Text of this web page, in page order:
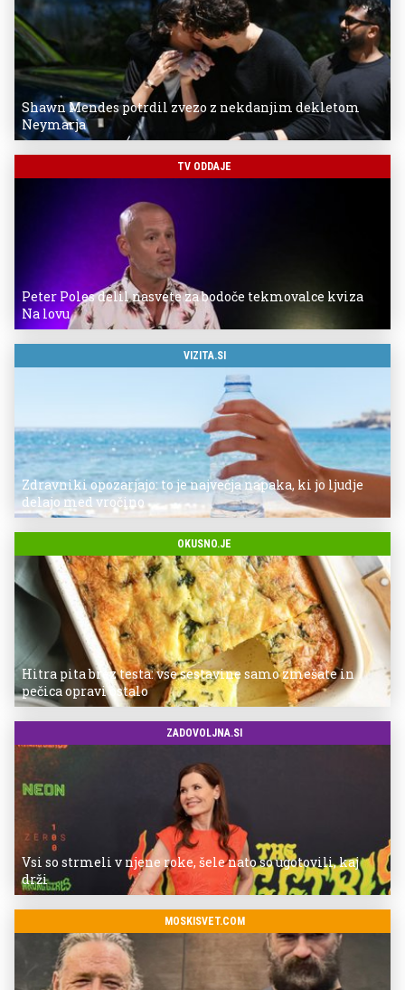
Shawn Mendes potrdil zvezo z nekdanjim dekletom
Neymarja
TV ODDAJE
Peter Poles delil nasvete za bodoče tekmovalce kviza
Na lovu
VIZITA.SI
Zdravniki opozarjajo: to je največja napaka, ki jo ljudje
delajo med vročino
OKUSNO.JE
Hitra pita brez testa: vse sestavine samo zmešate in
pečica opravi ostalo
ZADOVOLJNA.SI
Vsi so strmeli v njene roke, šele nato so ugotovili, kaj
drži
MOSKISVET.COM